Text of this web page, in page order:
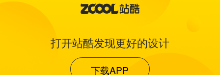
打开站酷发现更好的设计
下载APP